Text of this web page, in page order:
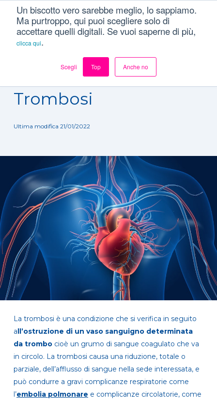
Un biscotto vero sarebbe meglio, lo sappiamo.
Ma purtroppo, qui puoi scegliere solo di
accettare quelli digitali. Se vuoi saperne di più,
clicca qui.
Scegli Top Anche no
Patologie/ Trombosi
Trombosi
Ultima modifica 21/01/2022
La trombosi è una condizione che si verifica in seguito
a ll’ostruzione di un vaso sanguigno determinata
da trombo cioè un grumo di sangue coagulato che va
in circolo. La trombosi causa una riduzione, totale o
parziale, dell’afflusso di sangue nella sede interessata, e
può condurre a gravi complicanze respiratorie come
l’embolia polmonare e complicanze circolatorie, come